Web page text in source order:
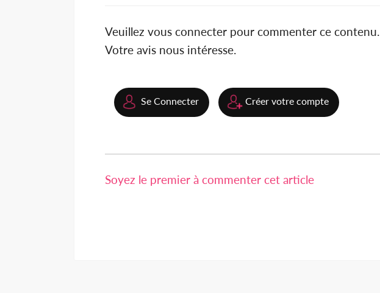
Veuillez vous connecter pour commenter ce contenu.
Votre avis nous intéresse.
Se Connecter Créer votre compte
Soyez le premier à commenter cet article